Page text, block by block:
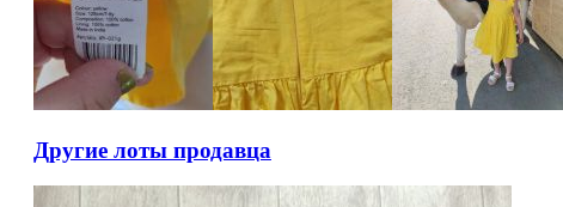
Другие лоты продавца